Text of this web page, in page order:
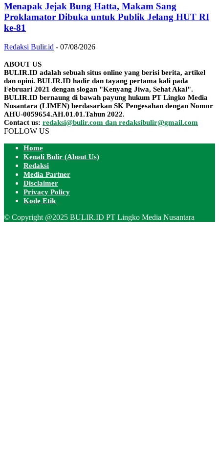
Menapak Jejak Bung Hatta, Makam Sang
Proklamator Dibuka untuk Publik Jelang HUT RI
ke-81
Redaksi Bulir.id - 07/08/2026
ABOUT US
BULIR.ID adalah sebuah situs online yang berisi berita, artikel
dan opini. BULIR.ID hadir dan tayang pertama kali pada
Februari 2021 dengan slogan "Kenyang Jiwa, Sehat Akal".
BULIR.ID bernaung di bawah payung hukum PT Lingko Media
Nusantara (LIMEN) berdasarkan SK Pengesahan dengan Nomor
AHU-0059654.AH.01.01.Tahun 2022.
Contact us: redaksi@bulir.com dan redaksibulir@gmail.com
FOLLOW US
Home
Kenali Bulir (About Us)
Redaksi
Media Partner
Disclaimer
Privacy Policy
Kode Etik
© Copyright @2025 BULIR.ID PT Lingko Media Nusantara